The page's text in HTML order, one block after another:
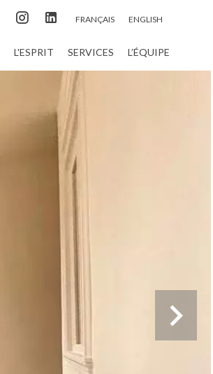
FRANÇAIS ENGLISH
L'ESPRIT SERVICES L’ÉQUIPE